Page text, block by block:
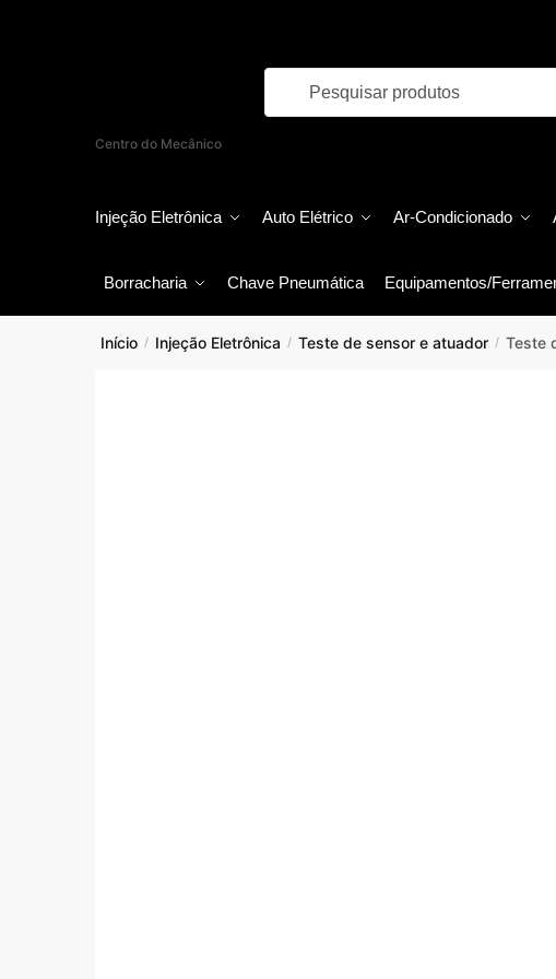
Centro do Mecânico
Injeção Eletrônica Auto Elétrico Ar-Condicionado
Borracharia Chave Pneumática Equipamentos/
Início / Injeção Eletrônica / Teste de sensor e atuador / Teste